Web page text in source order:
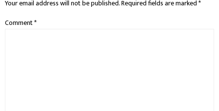
Your email address will not be published.Required fields are marked*
Comment*